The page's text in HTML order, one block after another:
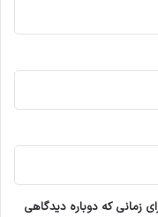
زمانی که دوباره دیدگاهی